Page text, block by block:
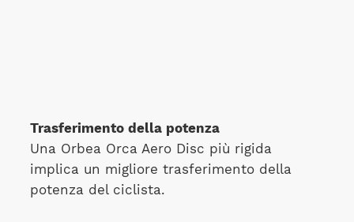
Trasferimento della potenza
Una Orbea Orca Aero Disc più rigida
implica un migliore trasferimento della
potenza del ciclista.